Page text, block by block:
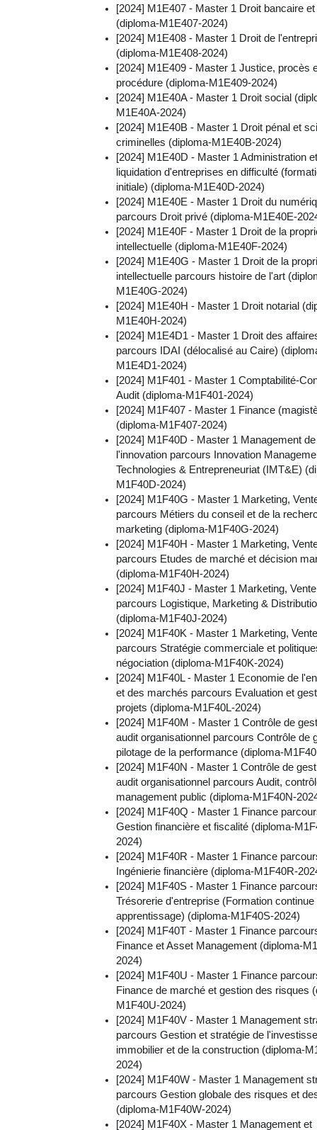
[2024] M1E407 - Master 1 Droit bancaire
(diploma-M1E407-2024)
[2024] M1E408 - Master 1 Droit de
(diploma-M1E408-2024)
[2024] M1E409 - Master 1 Justice, procès
procédure (diploma-M1E409-2024)
[2024] M1E40A - Master 1 Droit social
M1E40A-2024)
[2024] M1E40B - Master 1 Droit pénal et
criminelles (diploma-M1E40B-2024)
[2024] M1E40D - Master 1 Administration et
liquidation d'entreprises en difficulté
initiale) (diploma-M1E40D-2024)
[2024] M1E40E - Master 1 Droit du
parcours Droit privé (diploma-M1E40E-
[2024] M1E40F - Master 1 Droit de la
intellectuelle (diploma-M1E40F-2024)
[2024] M1E40G - Master 1 Droit de la
intellectuelle parcours histoire de l'art
M1E40G-2024)
[2024] M1E40H - Master 1 Droit notarial
M1E40H-2024)
[2024] M1E4D1 - Master 1 Droit des
parcours IDAI (délocalisé au Caire)
M1E4D1-2024)
[2024] M1F401 - Master 1 Comptabilité-
Audit (diploma-M1F401-2024)
[2024] M1F407 - Master 1 Finance
(diploma-M1F407-2024)
[2024] M1F40D - Master 1 Management de
l'innovation parcours Innovation
Technologies & Entrepreneuriat (IMT&E)
M1F40D-2024)
[2024] M1F40G - Master 1 Marketing,
parcours Métiers du conseil et de la
marketing (diploma-M1F40G-2024)
[2024] M1F40H - Master 1 Marketing,
parcours Etudes de marché et décision
(diploma-M1F40H-2024)
[2024] M1F40J - Master 1 Marketing, Vente
parcours Logistique, Marketing &
(diploma-M1F40J-2024)
[2024] M1F40K - Master 1 Marketing, Vente
parcours Stratégie commerciale et
négociation (diploma-M1F40K-2024)
[2024] M1F40L - Master 1 Economie de
et des marchés parcours Evaluation et
projets (diploma-M1F40L-2024)
[2024] M1F40M - Master 1 Contrôle de
audit organisationnel parcours Contrôle de
pilotage de la performance (diploma-
[2024] M1F40N - Master 1 Contrôle de
audit organisationnel parcours Audit,
management public (diploma-M1F40N-
[2024] M1F40Q - Master 1 Finance
Gestion financière et fiscalité (diploma-
2024)
[2024] M1F40R - Master 1 Finance
Ingénierie financière (diploma-M1F40R-
[2024] M1F40S - Master 1 Finance
Trésorerie d'entreprise (Formation continue
apprentissage) (diploma-M1F40S-2024)
[2024] M1F40T - Master 1 Finance
Finance et Asset Management (diploma-
2024)
[2024] M1F40U - Master 1 Finance
Finance de marché et gestion des risques
M1F40U-2024)
[2024] M1F40V - Master 1 Management
parcours Gestion et stratégie de
immobilier et de la construction (diploma-
2024)
[2024] M1F40W - Master 1 Management
parcours Gestion globale des risques et
(diploma-M1F40W-2024)
[2024] M1F40X - Master 1 Management et